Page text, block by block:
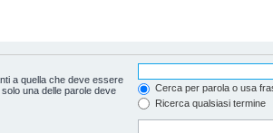
a quella che deve essere
una delle parole deve
Cerca per parola o usa
Ricerca qualsiasi termine